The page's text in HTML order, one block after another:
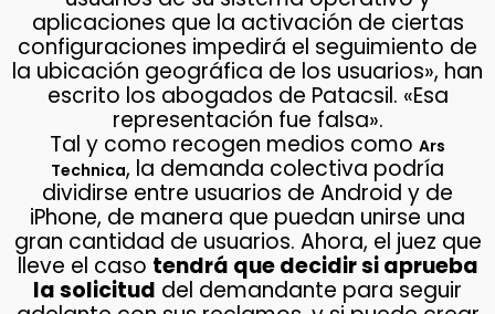
aplicaciones que la activación de ciertas
configuraciones impedirá el seguimiento de
la ubicación geográfica de los usuarios», han
escrito los abogados de Patacsil. «Esa
representación fue falsa».
Tal y como recogen medios como Ars
Technica, la demanda colectiva podría
dividirse entre usuarios de Android y de
iPhone, de manera que puedan unirse una
gran cantidad de usuarios. Ahora, el juez que
lleve el caso tendrá que decidir si aprueba
la solicitud del demandante para seguir